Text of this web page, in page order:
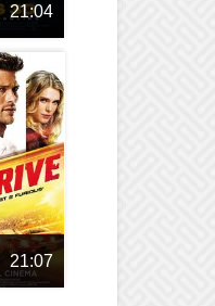
21:04
21:07